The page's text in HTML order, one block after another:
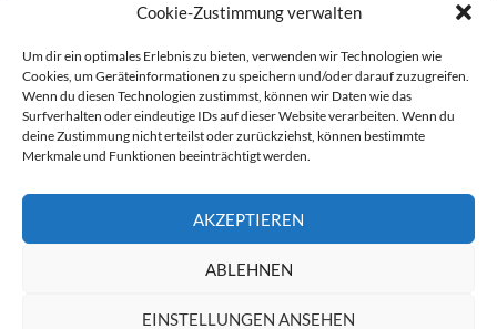
Cookie-Zustimmung verwalten
Um dir ein optimales Erlebnis zu bieten, verwenden wir Technologien wie
Cookies, um Geräteinformationen zu speichern und/oder darauf zuzugreifen.
Wenn du diesen Technologien zustimmst, können wir Daten wie das
Surfverhalten oder eindeutige IDs auf dieser Website verarbeiten. Wenn du
deine Zustimmung nicht erteilst oder zurückziehst, können bestimmte
Merkmale und Funktionen beeinträchtigt werden.
AKZEPTIEREN
ABLEHNEN
EINSTELLUNGEN ANSEHEN
Unsere Reisejournalisten-Vereinigung ist über Mitglieder und
ausgewählten Partnern der Medien- und Tourismusbranche
verbunden. Hier eine
Auswahl der Online-Plattformen:
CTOUR der Club der Tourismus-Journalisten. Wir freuen uns immer
über Anfragen von neuen Mitgliedern. Nehmen Sie bei Interesse über
das Kontaktformular Kontakt zu uns auf. CTOUR über 30 Jahre im
Dienst des Reisejournalismus.